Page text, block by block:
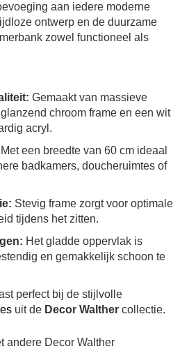
aan iedere moderne
ontwerp en de duurzame
zowel functioneel als
Gemaakt van massieve
chroom frame en een wit
acryl.
Met een breedte van 60 cm ideaal
badkamers, doucheruimtes of
Stevig frame zorgt voor optimale
tijdens het zitten.
Het gladde oppervlak is
en gemakkelijk schoon te
perfect bij de stijlvolle
uit de Decor Walther collectie.
andere Decor Walther